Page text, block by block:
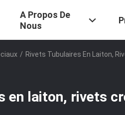
A Propos De
Nous
/ Rivets Tubulaires En Laiton,
en laiton, rivets